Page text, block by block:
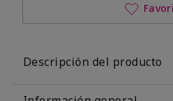
Descripción del producto